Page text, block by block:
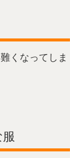
くなってしま